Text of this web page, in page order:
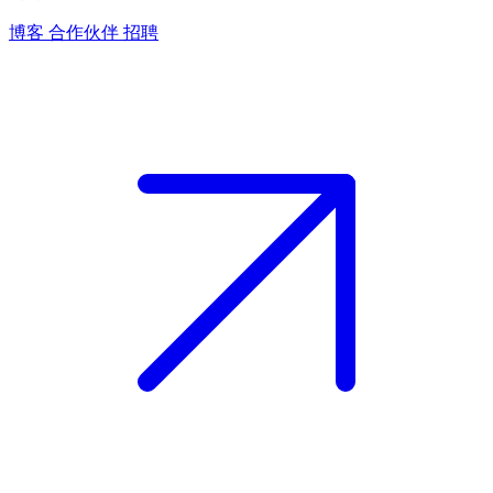
博客 合作伙伴 招聘